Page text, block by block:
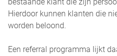
Hierdoor kunnen klanten die
worden beloond.
Een referral programma lijkt